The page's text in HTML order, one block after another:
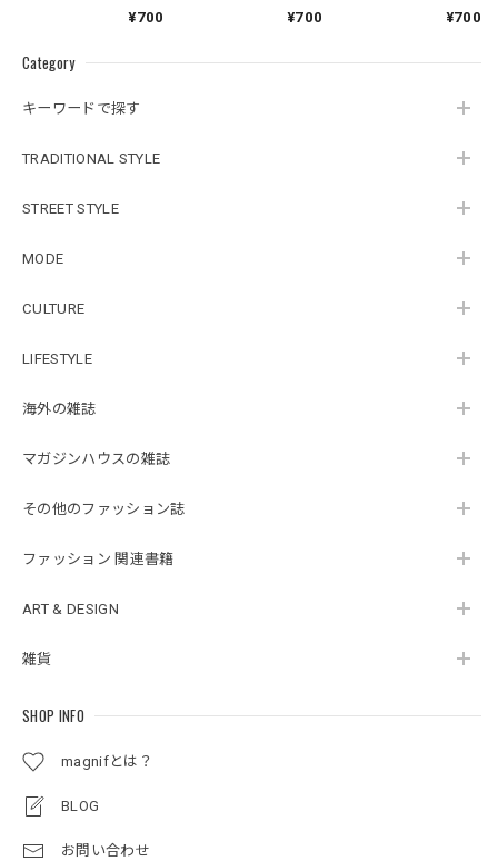
Category
キーワードで探す
TRADITIONAL STYLE
STREET STYLE
MODE
CULTURE
LIFESTYLE
海外の雑誌
マガジンハウスの雑誌
その他のファッション誌
ファッション 関連書籍
ART & DESIGN
雑貨
SHOP INFO
magnifとは？
BLOG
お問い合わせ
¥700 ¥700 ¥700